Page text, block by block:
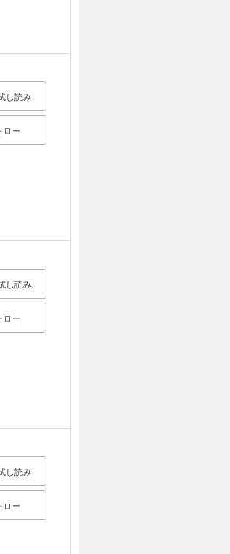
し読み
ロー
し読み
ロー
し読み
ロー